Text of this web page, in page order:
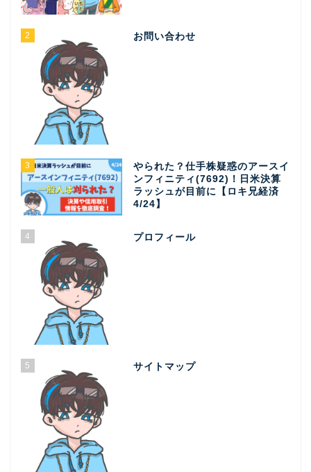
2 お問い合わせ
3
やられた？仕手株疑惑のアースイ
ンフィニティ(7692)！日米決算
ラッシュが目前に【ロキ兄経済
4/24】
4 プロフィール
5 サイトマップ